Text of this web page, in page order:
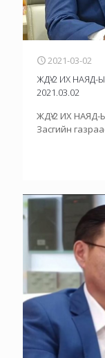
2021-03-02
ЖДҮ-2 ИХ НАЯД-
2021.03.02
ЖДҮ-2 ИХ
Засгийн